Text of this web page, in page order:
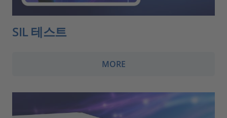
SIL 테스트
MORE